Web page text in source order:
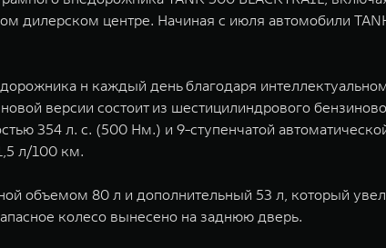
дилерском центре. Начиная с июля автомобили
н каждый день благодаря
версии состоит из шестицилиндрового
354 л. с. (500 Нм.) и 9-ступенчатой
л/100 км.
объемом 80 л и дополнительный 53 л, который
колесо вынесено на заднюю дверь.